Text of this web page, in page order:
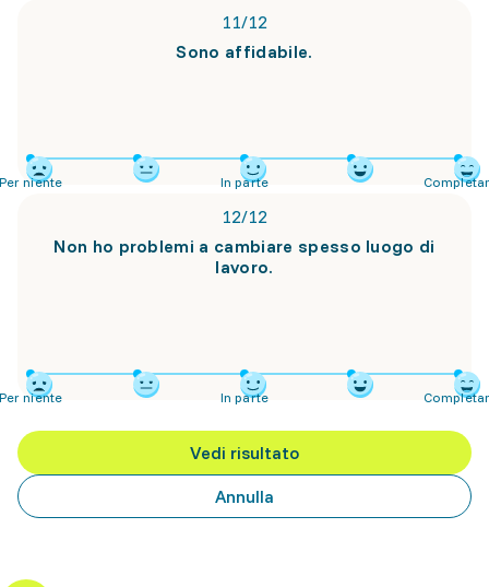
11/12
Sono affidabile.
niente In parte
12/12
Non ho problemi a cambiare spesso luogo di
lavoro.
niente In parte
Vedi risultato
Annulla